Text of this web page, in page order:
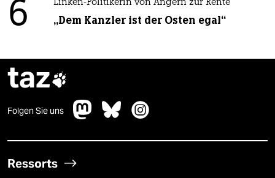
6 Linken-Politikerin von Angern zur Rente
„Dem Kanzler ist der Osten egal“
taz
Folgen Sie uns
Ressorts